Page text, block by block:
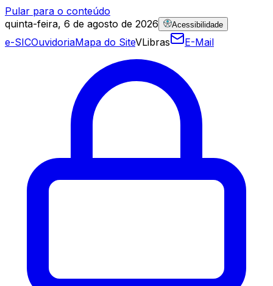
Pular para o conteúdo
quinta-feira, 6 de agosto de 2026
Acessibilidade
e-SICOuvidoriaMapa do SiteVLibras E-Mail